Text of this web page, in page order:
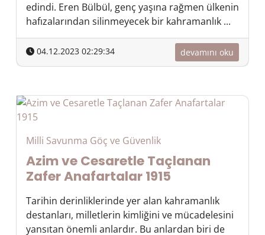
edindi. Eren Bülbül, genç yaşına rağmen ülkenin
hafızalarından silinmeyecek bir kahramanlık ...
04.12.2023 02:29:34 devamını oku
Milli Savunma Göç ve Güvenlik
Azim ve Cesaretle Taçlanan
Zafer Anafartalar 1915
Tarihin derinliklerinde yer alan kahramanlık
destanları, milletlerin kimliğini ve mücadelesini
yansıtan önemli anlardır. Bu anlardan biri de